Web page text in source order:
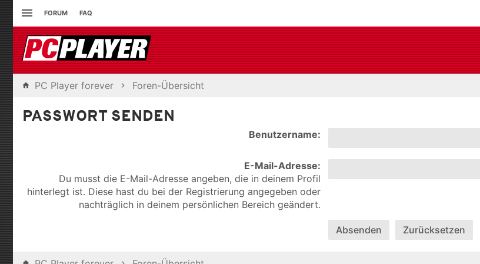
FORUM FAQ
PC Player forever Foren-Übersicht
PASSWORT SENDEN
Benutzername:
E-Mail-Adresse:
Du musst die E-Mail-Adresse angeben, die in deinem Profil
hinterlegt ist. Diese hast du bei der Registrierung angegeben oder
nachträglich in deinem persönlichen Bereich geändert.